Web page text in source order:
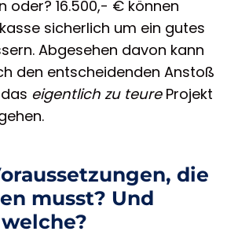
oder? 16.500,- € können
sicherlich um ein gutes
Abgesehen davon kann
den entscheidenden Anstoß
eigentlich zu teure Projekt
die
musst? Und